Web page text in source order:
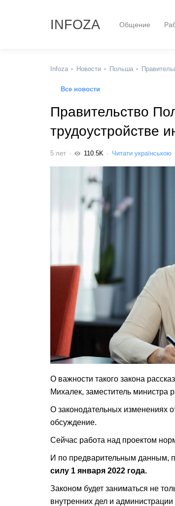
INFOZA Общение
Infoza Новости Польша
Все новости
Правительство
трудоустройстве
5 лет 110.5K Читати українською
О важности такого закона
Михалек, заместитель министра
О законодательных изменениях
обсуждение.
Сейчас работа над проектом
И по предварительным данным,
силу 1 января 2022 года.
Законом будет заниматься не
внутренних дел и